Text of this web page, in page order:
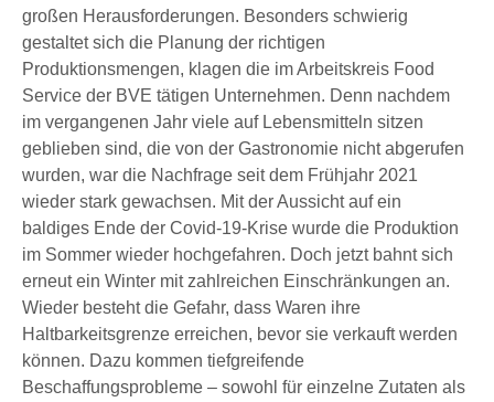
großen Herausforderungen. Besonders schwierig
gestaltet sich die Planung der richtigen
Produktionsmengen, klagen die im Arbeitskreis Food
Service der BVE tätigen Unternehmen. Denn nachdem
im vergangenen Jahr viele auf Lebensmitteln sitzen
geblieben sind, die von der Gastronomie nicht abgerufen
wurden, war die Nachfrage seit dem Frühjahr 2021
wieder stark gewachsen. Mit der Aussicht auf ein
baldiges Ende der Covid-19-Krise wurde die Produktion
im Sommer wieder hochgefahren. Doch jetzt bahnt sich
erneut ein Winter mit zahlreichen Einschränkungen an.
Wieder besteht die Gefahr, dass Waren ihre
Haltbarkeitsgrenze erreichen, bevor sie verkauft werden
können. Dazu kommen tiefgreifende
Beschaffungsprobleme – sowohl für einzelne Zutaten als